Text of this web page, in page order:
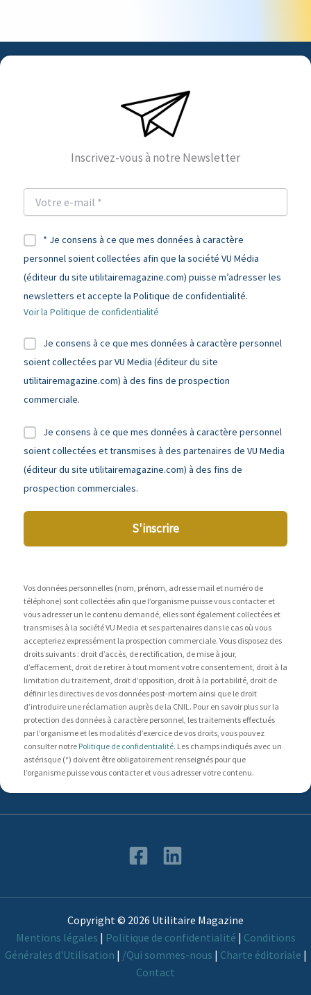
Inscrivez-vous à notre Newsletter
* Je consens à ce que mes données à caractère
personnel soient collectées afin que la société VU Média
(éditeur du site utilitairemagazine.com) puisse m’adresser les
newsletters et accepte la Politique de confidentialité.
Voir la Politique de confidentialité
Je consens à ce que mes données à caractère personnel
soient collectées par VU Media (éditeur du site
utilitairemagazine.com) à des fins de prospection
commerciale.
Je consens à ce que mes données à caractère personnel
soient collectées et transmises à des partenaires de VU Media
(éditeur du site utilitairemagazine.com) à des fins de
prospection commerciales.
S'inscrire
Vos données personnelles (nom, prénom, adresse mail et numéro de
téléphone) sont collectées afin que l’organisme puisse vous contacter et
vous adresser un le contenu demandé, elles sont également collectées et
transmises à la société VU Media et ses partenaires dans le cas où vous
accepteriez expressément la prospection commerciale. Vous disposez des
droits suivants : droit d’accès, de rectification, de mise à jour,
d’effacement, droit de retirer à tout moment votre consentement, droit à la
limitation du traitement, droit d’opposition, droit à la portabilité, droit de
définir les directives de vos données post-mortem ainsi que le droit
d’introduire une réclamation auprès de la CNIL. Pour en savoir plus sur la
protection des données à caractère personnel, les traitements effectués
par l’organisme et les modalités d’exercice de vos droits, vous pouvez
consulter notre Politique de confidentialité. Les champs indiqués avec un
astérisque (*) doivent être obligatoirement renseignés pour que
l’organisme puisse vous contacter et vous adresser votre contenu.
Copyright © 2026 Utilitaire Magazine
Mentions légales | Politique de confidentialité | Conditions
Générales d'Utilisation | /Qui sommes-nous | Charte éditoriale |
Contact